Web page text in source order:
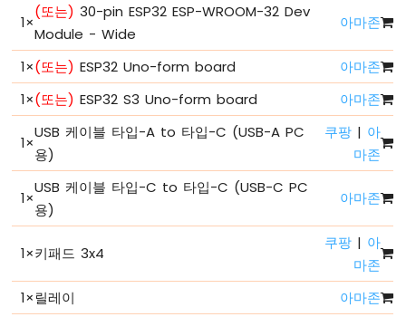
ESP32
코
드
구
조
얼
니
터
시
1×
(또는) 30-pin ESP32 ESP-WROOM-32 Dev
Module - Wide
아마존
1×(또는) ESP32 Uno-form board
아마존
1×(또는) ESP32 S3 Uno-form board 아마존
1×
USB 케이블 타입-A to 타입-C (USB-A PC
용)
쿠팡 | 아
마존
1×
USB 케이블 타입-C to 타입-C (USB-C PC
용)
아마존
1×키패드 3x4
쿠팡 | 아
마존
1×릴레이
아마존